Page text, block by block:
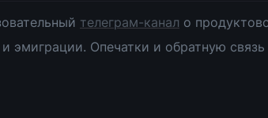
телеграм-канал о
эмиграции. Опечатки и обратную